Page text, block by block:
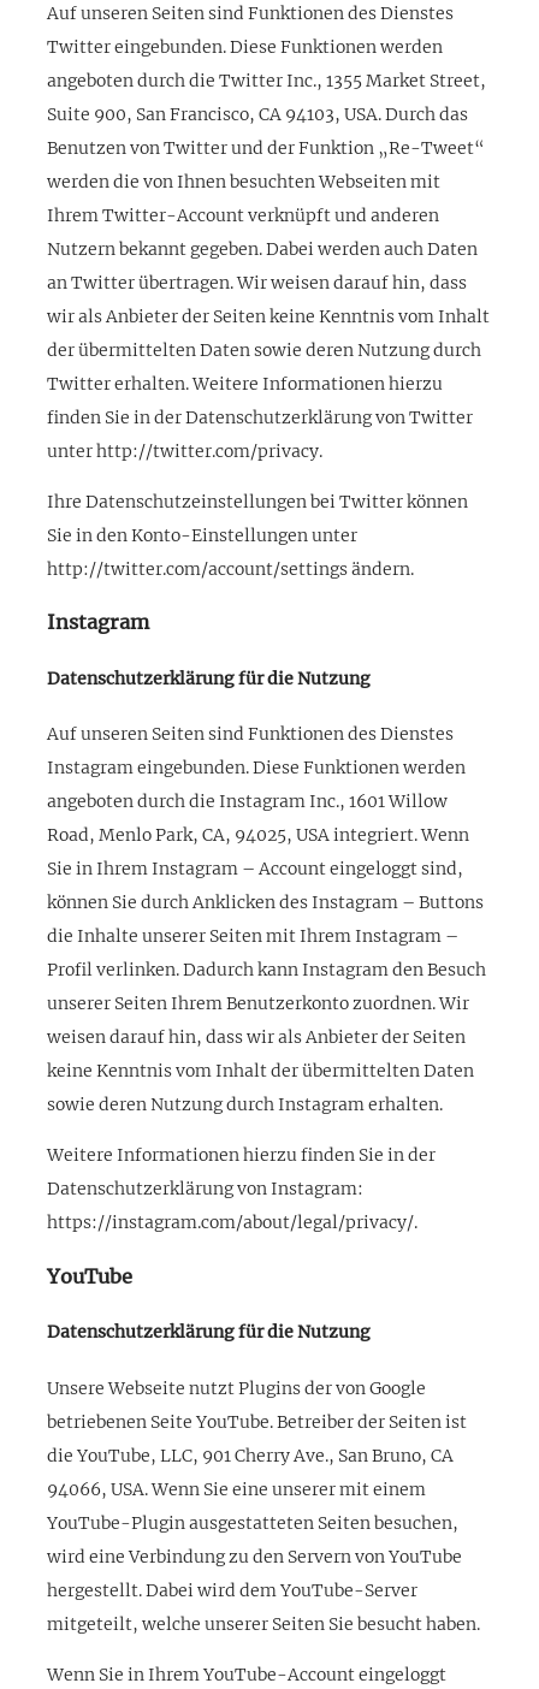
Auf unseren Seiten sind Funktionen des Dienstes
Twitter eingebunden. Diese Funktionen werden
angeboten durch die Twitter Inc., 1355 Market Street,
Suite 900, San Francisco, CA 94103, USA. Durch das
Benutzen von Twitter und der Funktion „Re-Tweet“
werden die von Ihnen besuchten Webseiten mit
Ihrem Twitter-Account verknüpft und anderen
Nutzern bekannt gegeben. Dabei werden auch Daten
an Twitter übertragen. Wir weisen darauf hin, dass
wir als Anbieter der Seiten keine Kenntnis vom Inhalt
der übermittelten Daten sowie deren Nutzung durch
Twitter erhalten. Weitere Informationen hierzu
finden Sie in der Datenschutzerklärung von Twitter
unter http://twitter.com/privacy.
Ihre Datenschutzeinstellungen bei Twitter können
Sie in den Konto-Einstellungen unter
http://twitter.com/account/settings ändern.
Instagram
Datenschutzerklärung für die Nutzung
Auf unseren Seiten sind Funktionen des Dienstes
Instagram eingebunden. Diese Funktionen werden
angeboten durch die Instagram Inc., 1601 Willow
Road, Menlo Park, CA, 94025, USA integriert. Wenn
Sie in Ihrem Instagram – Account eingeloggt sind,
können Sie durch Anklicken des Instagram – Buttons
die Inhalte unserer Seiten mit Ihrem Instagram –
Profil verlinken. Dadurch kann Instagram den Besuch
unserer Seiten Ihrem Benutzerkonto zuordnen. Wir
weisen darauf hin, dass wir als Anbieter der Seiten
keine Kenntnis vom Inhalt der übermittelten Daten
sowie deren Nutzung durch Instagram erhalten.
Weitere Informationen hierzu finden Sie in der
Datenschutzerklärung von Instagram:
https://instagram.com/about/legal/privacy/.
YouTube
Datenschutzerklärung für die Nutzung
Unsere Webseite nutzt Plugins der von Google
betriebenen Seite YouTube. Betreiber der Seiten ist
die YouTube, LLC, 901 Cherry Ave., San Bruno, CA
94066, USA. Wenn Sie eine unserer mit einem
YouTube-Plugin ausgestatteten Seiten besuchen,
wird eine Verbindung zu den Servern von YouTube
hergestellt. Dabei wird dem YouTube-Server
mitgeteilt, welche unserer Seiten Sie besucht haben.
Wenn Sie in Ihrem YouTube-Account eingeloggt